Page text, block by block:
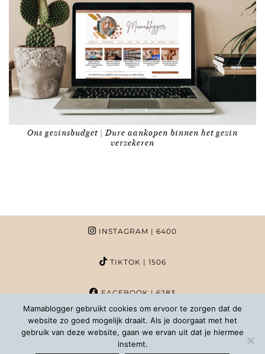
Ons gezinsbudget | Dure aankopen binnen het gezin
verzekeren
INSTAGRAM | 6400
TIKTOK | 1506
FACEBOOK| 6283
PINTEREST | 1020
Mamablogger gebruikt cookies om ervoor te zorgen dat de
website zo goed mogelijk draait. Als je doorgaat met het
gebruik van deze website, gaan we ervan uit dat je hiermee
instemt.